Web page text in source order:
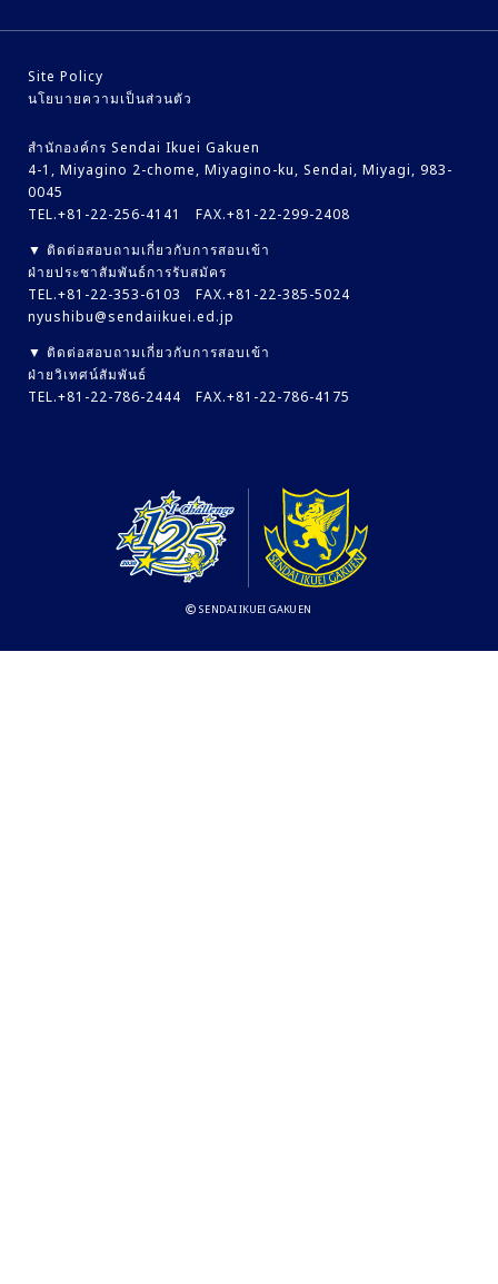
Site Policy
นโยบายความเป็นส่วนตัว
สำนักองค์กร Sendai Ikuei Gakuen
4-1, Miyagino 2-chome, Miyagino-ku, Sendai, Miyagi, 983-
0045
TEL.+81-22-256-4141 FAX.+81-22-299-2408
▼ ติดต่อสอบถามเกี่ยวกับการสอบเข้า
ฝ่ายประชาสัมพันธ์การรับสมัคร
TEL.+81-22-353-6103 FAX.+81-22-385-5024
nyushibu@sendaiikuei.ed.jp
▼ ติดต่อสอบถามเกี่ยวกับการสอบเข้า
ฝ่ายวิเทศน์สัมพันธ์
TEL.+81-22-786-2444 FAX.+81-22-786-4175
SENDAI IKUEI GAKUEN